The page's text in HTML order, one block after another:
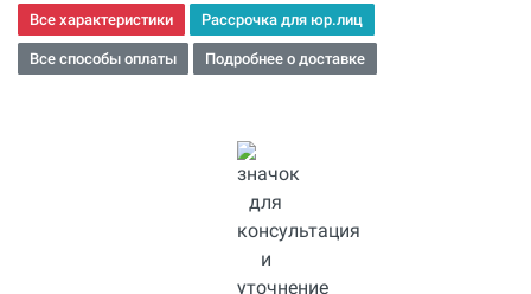
Все характеристики Рассрочка для юр.лиц
Все способы оплаты Подробнее о доставке